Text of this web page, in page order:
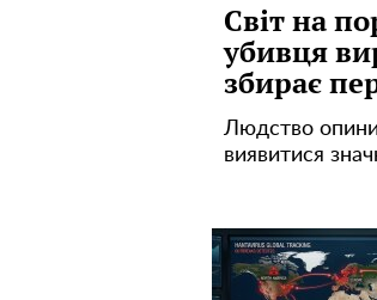
Світ на
убивця
збирає
Людство
виявитися